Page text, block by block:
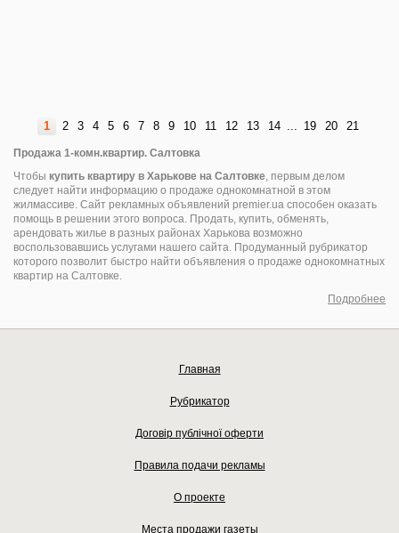
1 2 3 4 5 6 7 8 9 10 11 12 13 14 ... 19 20 21
Продажа 1-комн.квартир. Салтовка
Чтобы купить квартиру в Харькове на Салтовке, первым делом
следует найти информацию о продаже однокомнатной в этом
жилмассиве. Сайт рекламных объявлений premier.ua способен оказать
помощь в решении этого вопроса. Продать, купить, обменять,
арендовать жилье в разных районах Харькова возможно
воспользовавшись услугами нашего сайта. Продуманный рубрикатор
которого позволит быстро найти объявления о продаже однокомнатных
квартир на Салтовке.
Подробнее
Главная
Рубрикатор
Договір публічної оферти
Правила подачи рекламы
О проекте
Места продажи газеты